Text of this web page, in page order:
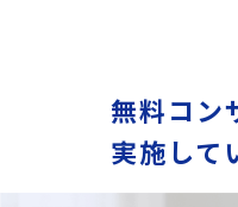
無料コン
実施して